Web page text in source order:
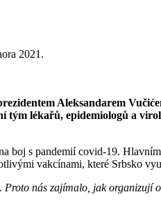
2021.
Aleksandarem
tým lékařů, epidemiologů a
boj s pandemií covid-19.
vakcínami, které Srbsko
Proto nás zajímalo, jak organizují